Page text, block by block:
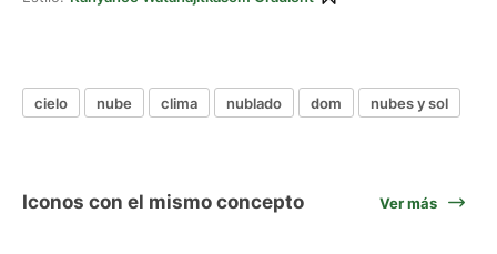
cielo nube clima nublado dom nubes y sol
Iconos con el mismo concepto Ver más